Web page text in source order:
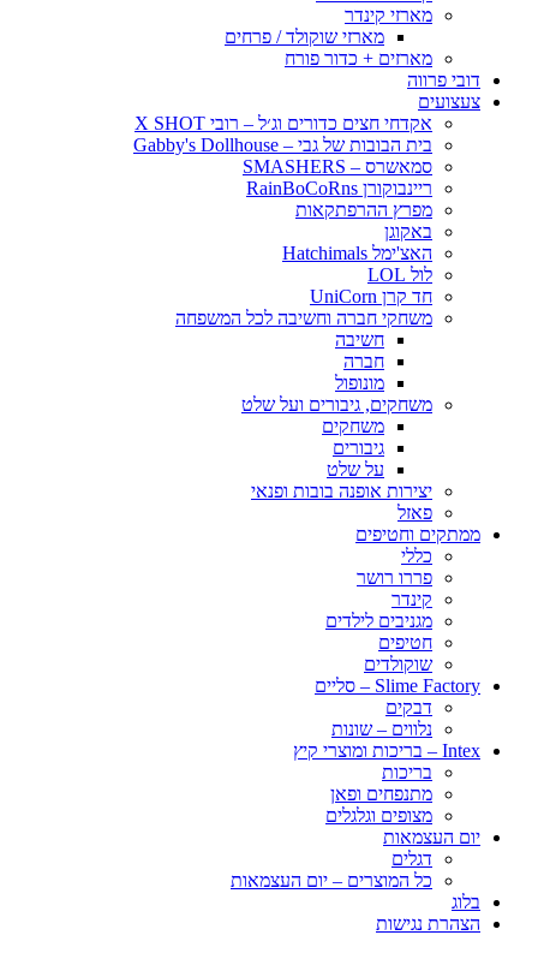
מארזי קינדר
מארזי שוקולד / פרחים
מארזים + כדור פורח
דובי פרווה
צעצועים
אקדחי חצים כדורים וג׳ל – רובי X SHOT
בית הבובות של גבי – Gabby's Dollhouse
סמאשרס – SMASHERS
ריינבוקורן RainBoCoRns
מפרץ ההרפתקאות
באקוגן
האצ'ימל Hatchimals
לול LOL
חד קרן UniCorn
משחקי חברה וחשיבה לכל המשפחה
חשיבה
חברה
מונופול
משחקים, גיבורים ועל שלט
משחקים
גיבורים
על שלט
יצירות אופנה בובות ופנאי
פאזל
ממתקים וחטיפים
כללי
פררו רושר
קינדר
מגניבים לילדים
חטיפים
שוקולדים
Slime Factory – סליים
דבקים
נלווים – שונות
Intex – בריכות ומוצרי קיץ
בריכות
מתנפחים ופאן
מצופים וגלגלים
יום העצמאות
דגלים
כל המוצרים – יום העצמאות
בלוג
הצהרת נגישות